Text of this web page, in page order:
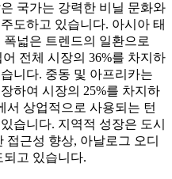
국가는 강력한 비닐 문화와
도하고 있습니다. 아시아 태
넓은 트렌드의 일환으로
전체 시장의 36%를 차지하
니다. 중동 및 아프리카는
하여 시장의 25%를 차지하
서 상업적으로 사용되는 턴
습니다. 지역적 성장은 도시
근성 향상, 아날로그 오디
되고 있습니다.